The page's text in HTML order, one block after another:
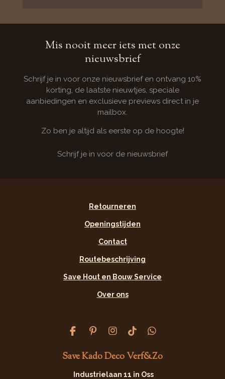
Mis nooit meer iets met onze
nieuwsbrief
Schrijf je in voor onze nieuwsbrief en ontvang 10%
korting, de laatste nieuwtjes, speciale
aanbiedingen en exclusieve previews direct in je
mailbox.
Zo ben je altijd als eerste op de hoogte!
Schrijf je in voor de nieuwsbrief
Retourneren
Openingstijden
Contact
Routebeschrijving
Save Hout en Bouw Service
Over ons
F
c
e
b
P
n
t
e
I
s
t
a
T
k
T
o
W
a
t
s
Save Kado Deco Verf&Zo
Industrielaan 11 in Oss